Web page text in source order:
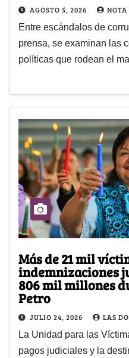
AGOSTO 5, 2026
Entre escándalos de
prensa, se examinan las
políticas que rodean el
Más de 21 mil
indemnizaciones
806 mil millones
Petro
JULIO 24, 2026 LAS
La Unidad para las
pagos judiciales y la